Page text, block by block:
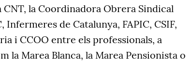
CNT, la Coordinadora Obrera Sindical
Infermeres de Catalunya, FAPIC, CSIF,
i CCOO entre els professionals, a
la Marea Blanca, la Marea Pensionista o